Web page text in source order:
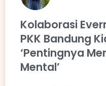
Kolaborasi
PKK Bandung
‘Pentingnya
Mental’